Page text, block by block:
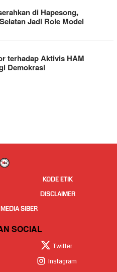
di Hapesong,
Jadi Role Model
terhadap Aktivis HAM
Demokrasi
KODE ETIK
DISCLAIMER
SIBER
SOCIAL
Twitter
Instagram